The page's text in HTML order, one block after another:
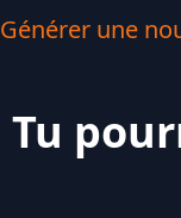
Générer une
Tu